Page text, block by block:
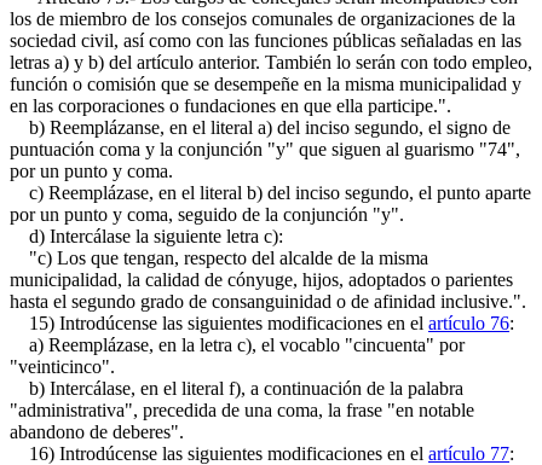
los de miembro de los consejos comunales de organizaciones de la
sociedad civil, así como con las funciones públicas señaladas en las
letras a) y b) del artículo anterior. También lo serán con todo empleo,
función o comisión que se desempeñe en la misma municipalidad y
en las corporaciones o fundaciones en que ella participe.".
b) Reemplázanse, en el literal a) del inciso segundo, el signo de
puntuación coma y la conjunción "y" que siguen al guarismo "74",
por un punto y coma.
c) Reemplázase, en el literal b) del inciso segundo, el punto aparte
por un punto y coma, seguido de la conjunción "y".
d) Intercálase la siguiente letra c):
"c) Los que tengan, respecto del alcalde de la misma
municipalidad, la calidad de cónyuge, hijos, adoptados o parientes
hasta el segundo grado de consanguinidad o de afinidad inclusive.".
15) Introdúcense las siguientes modificaciones en el artículo 76:
a) Reemplázase, en la letra c), el vocablo "cincuenta" por
"veinticinco".
b) Intercálase, en el literal f), a continuación de la palabra
"administrativa", precedida de una coma, la frase "en notable
abandono de deberes".
16) Introdúcense las siguientes modificaciones en el artículo 77: